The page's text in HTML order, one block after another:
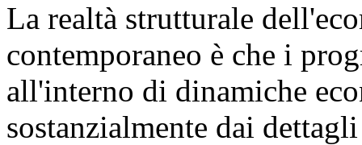
La realtà strutturale
contemporaneo è che i
all'interno di dinamiche
sostanzialmente dai